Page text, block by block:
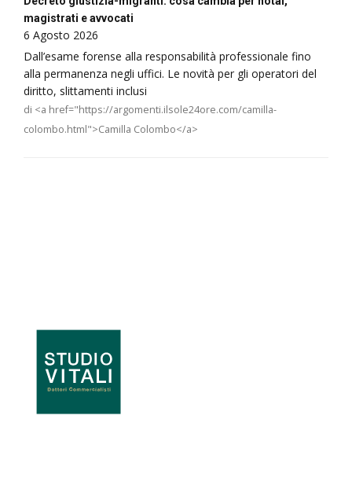
magistrati e avvocati
6 Agosto 2026
Dall’esame forense alla responsabilità professionale fino
alla permanenza negli uffici. Le novità per gli operatori del
diritto, slittamenti inclusi
di <a href="https://argomenti.ilsole24ore.com/camilla-
colombo.html">Camilla Colombo</a>